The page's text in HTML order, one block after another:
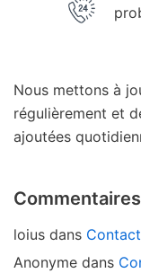
Nous mettons à
régulièrement et
ajoutées
loius dans
Anonyme dans